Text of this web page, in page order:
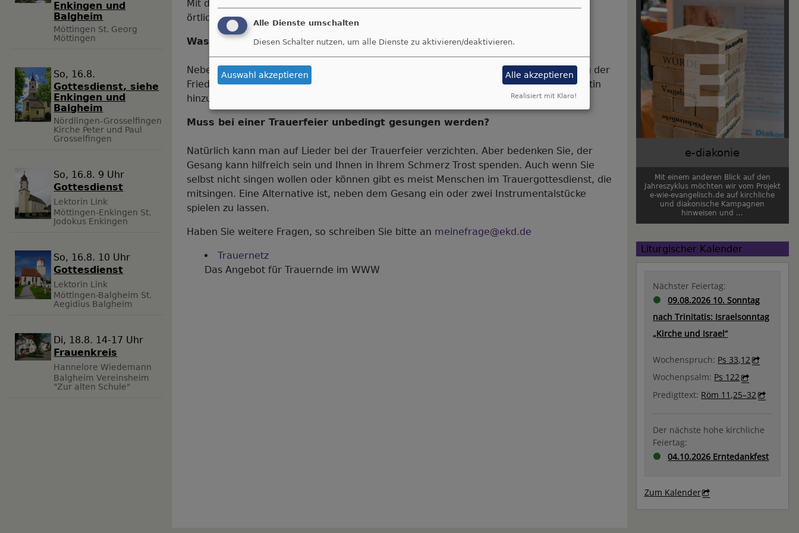
Enkingen und
Balgheim
Möttingen St. Georg
Möttingen
So, 16.8.
Gottesdienst, siehe
Enkingen und
Balgheim
Nördlingen-Grosselfingen
Kirche Peter und Paul
Grosselfingen
So, 16.8. 9 Uhr
Gottesdienst
Lektorin Link
Möttingen-Enkingen St.
Jodokus Enkingen
So, 16.8. 10 Uhr
Gottesdienst
Lektorin Link
Möttingen-Balgheim St.
Aegidius Balgheim
Di, 18.8. 14-17 Uhr
Frauenkreis
Hannelore Wiedemann
Balgheim Vereinsheim
"Zur alten Schule"
Mit der Kirche gibt es dabei keine Probleme. Es liegt eher an den Ordnungen der
örtlichen Friedhofsverwaltungen, ob sie eine Bestattung Auswärtiger zulässt.
Was kostet eine Beerdigung?
Neben den Kosten für Sarg, Grab und Kränze können noch Gebühren für die Nutzung der
Friedhofskapelle / Kirche und die Inanspruchnahme des Organisten oder der Organistin
hinzukommen.
Muss bei einer Trauerfeier unbedingt gesungen werden?
Natürlich kann man auf Lieder bei der Trauerfeier verzichten. Aber bedenken Sie, der
Gesang kann hilfreich sein und Ihnen in Ihrem Schmerz Trost spenden. Auch wenn Sie
selbst nicht singen wollen oder können gibt es meist Menschen im Trauergottesdienst, die
mitsingen. Eine Alternative ist, neben dem Gesang ein oder zwei Instrumentalstücke
spielen zu lassen.
Haben Sie weitere Fragen, so schreiben Sie bitte an meinefrage@ekd.de
Trauernetz
Das Angebot für Trauernde im WWW
e-diakonie
Mit einem anderen Blick auf den
Jahreszyklus möchten wir vom Projekt
e-wie-evangelisch.de auf kirchliche
und diakonische Kampagnen
hinweisen und ...
Liturgischer Kalender
Nächster Feiertag:
09.08.2026 10. Sonntag
nach Trinitatis: Israelsonntag
„Kirche und Israel“
Wochenspruch: Ps 33,12
Wochenpsalm: Ps 122
Predigttext: Röm 11,25–32
Der nächste hohe kirchliche
Feiertag:
04.10.2026 Erntedankfest
Zum Kalender
Alle Dienste umschalten
Diesen Schalter nutzen, um alle Dienste zu aktivieren/deaktivieren.
Auswahl akzeptieren Alle akzeptieren
Realisiert mit Klaro!